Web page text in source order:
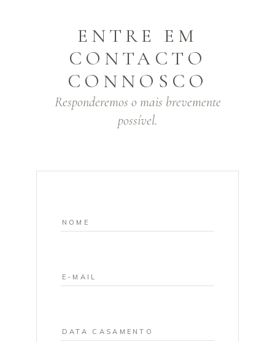
ENTRE EM
CONTACTO
CONNOSCO
Responderemos o mais brevemente
possível.